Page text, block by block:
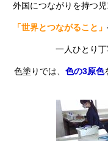
外国につながりを持つ
「世界とつながること」
一人ひとり丁
色塗りでは、 色の3原色